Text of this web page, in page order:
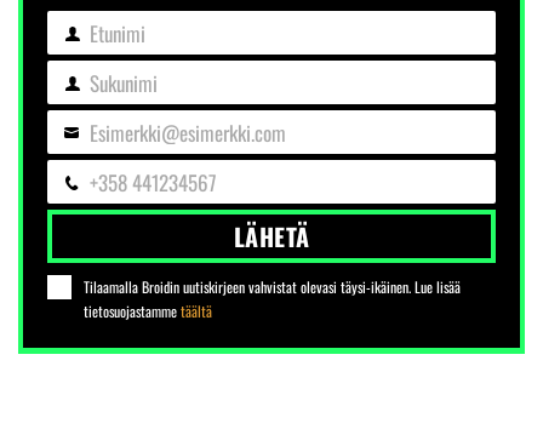
EtunimiEtunimi
SukunimiSukunimi
SähköpostiEsimerkki@esimerkki.com
Puhelin+358 441234567
LÄHETÄ
Tilaamalla Broidin uutiskirjeen vahvistat olevasi täysi-ikäinen. Lue lisää
tietosuojastammetäältä